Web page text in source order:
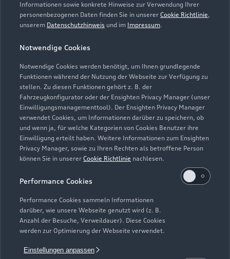
Informationen sowie konkrete Hinweise zur Verwendung Ihrer
personenbezogenen Daten finden Sie in unserer Cookie Richtlinie,
unserem Datenschutzhinweis und im Impressum.
Notwendige Cookies
Notwendige Cookies werden benötigt, um Ihnen grundlegende
Funktionen während der Nutzung der Webseite zur Verfügung zu
stellen. Zu diesen Funktionen gehört z. B. der
Fahrzeugkonfigurator oder der Ensighten Privacy Manager (unser
Einwilligungsmanagementtool). Der Ensighten Privacy Manager
verwendet Cookies, um Informationen darüber zu speichern, ob
und wenn ja, für welche Kategorien von Cookies Benutzer ihre
Einwilligung erteilt haben. Weitere Informationen zum Ensighten
Privacy Manager, sowie zu Ihren Rechten als betroffene Person
können Sie in unserer Cookie Richtlinie nachlesen.
Performance Cookies
Performance Cookies sammeln Informationen
darüber, wie unsere Webseite genutzt wird (z. B.
Anzahl der Besuche, Verweildauer). Diese Cookies
werden zur Optimierung der Webseite verwendet.
Einstellungen anpassen
Service
Geschlossen,öffnet amMontag 07:30
Teile- und Zubehörverkauf
Geschlossen,öffnet am Montag 08:00
Zurück nach oben
Modelle
Elektromodelle
Plug-in-Hybride
Neuwagensuche
Gebrauchtwagensuche
Service & Zubehör
Saisonale Angebote
Audi Services
Support
Über Audi